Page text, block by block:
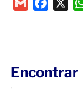
o
Encontrar